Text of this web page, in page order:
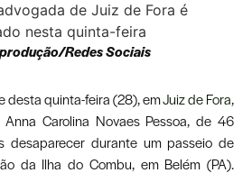
Redes Sociais
desta quinta-feira (28), emJuiz de Fora,
Carolina Novaes Pessoa, de 46
desaparecer durante um passeio de
da Ilha do Combu, em Belém (PA).